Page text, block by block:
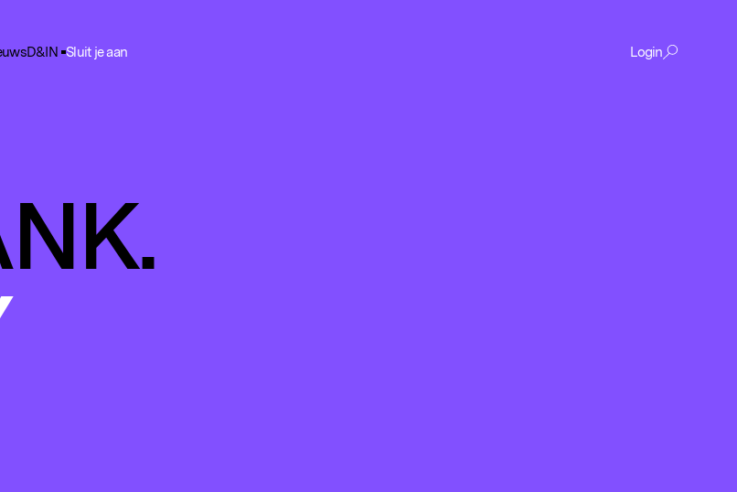
D&IN Sluit je aan Login
verzameld.
je surfgedrag te volgen, zodat we gepersonaliseerde content